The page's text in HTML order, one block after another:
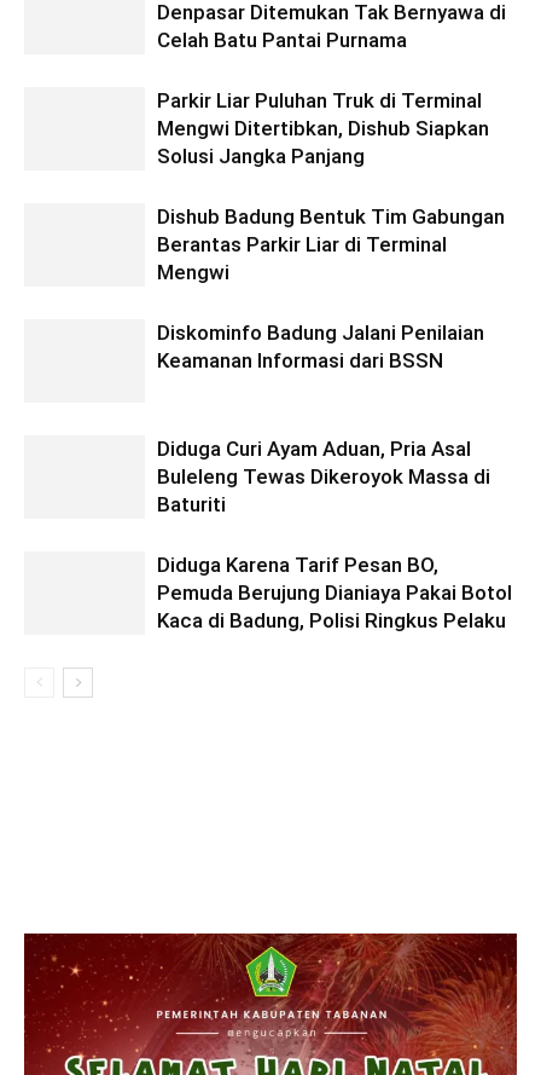
Denpasar Ditemukan Tak Bernyawa di
Celah Batu Pantai Purnama
Parkir Liar Puluhan Truk di Terminal
Mengwi Ditertibkan, Dishub Siapkan
Solusi Jangka Panjang
Dishub Badung Bentuk Tim Gabungan
Berantas Parkir Liar di Terminal
Mengwi
Diskominfo Badung Jalani Penilaian
Keamanan Informasi dari BSSN
Diduga Curi Ayam Aduan, Pria Asal
Buleleng Tewas Dikeroyok Massa di
Baturiti
Diduga Karena Tarif Pesan BO,
Pemuda Berujung Dianiaya Pakai Botol
Kaca di Badung, Polisi Ringkus Pelaku